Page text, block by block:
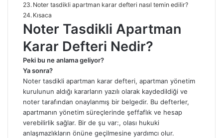
Noter tasdikli apartman karar defteri nasıl temin edilir?
Kısaca
Noter Tasdikli Apartman
Karar Defteri Nedir?
Peki bu ne anlama geliyor?
Ya sonra?
Noter tasdikli apartman karar defteri, apartman yönetim
kurulunun aldığı kararların yazılı olarak kaydedildiği ve
noter tarafından onaylanmış bir belgedir. Bu defterler,
apartmanın yönetim süreçlerinde şeffaflık ve hesap
verebilirlik sağlar. Bir de şu var:, olası hukuki
anlaşmazlıkların önüne geçilmesine yardımcı olur.